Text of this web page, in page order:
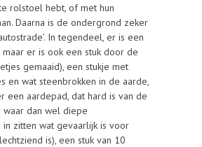
rolstoel hebt, of met hun
Daarna is de ondergrond zeker
In tegendeel, er is een
maar er is ook een stuk door de
gemaaid), een stukje met
en wat steenbrokken in de aarde,
een aardepad, dat hard is van de
dan wel diepe
in zitten wat gevaarlijk is voor
is), een stuk van 10